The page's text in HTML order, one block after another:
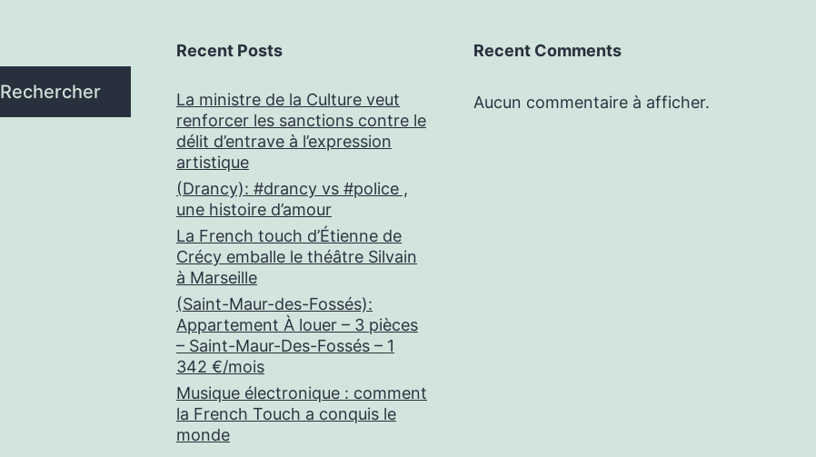
Rechercher
Recent Posts
La ministre de la Culture veut
renforcer les sanctions contre le
délit d’entrave à l’expression
artistique
(Drancy): #drancy vs #police ,
une histoire d’amour
La French touch d’Étienne de
Crécy emballe le théâtre Silvain
à Marseille
(Saint-Maur-des-Fossés):
Appartement À louer – 3 pièces
– Saint-Maur-Des-Fossés – 1
342 €/mois
Musique électronique : comment
la French Touch a conquis le
monde
Recent Comments
Aucun commentaire à afficher.